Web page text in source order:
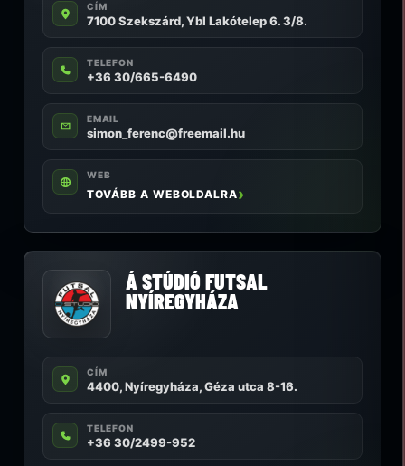
CÍM
7100 Szekszárd, Ybl Lakótelep 6. 3/8.
TELEFON
+36 30/665-6490
EMAIL
simon_ferenc@freemail.hu
WEB
TOVÁBB A WEBOLDALRA
Á STÚDIÓ FUTSAL
NYÍREGYHÁZA
CÍM
4400, Nyíregyháza, Géza utca 8-16.
TELEFON
+36 30/2499-952